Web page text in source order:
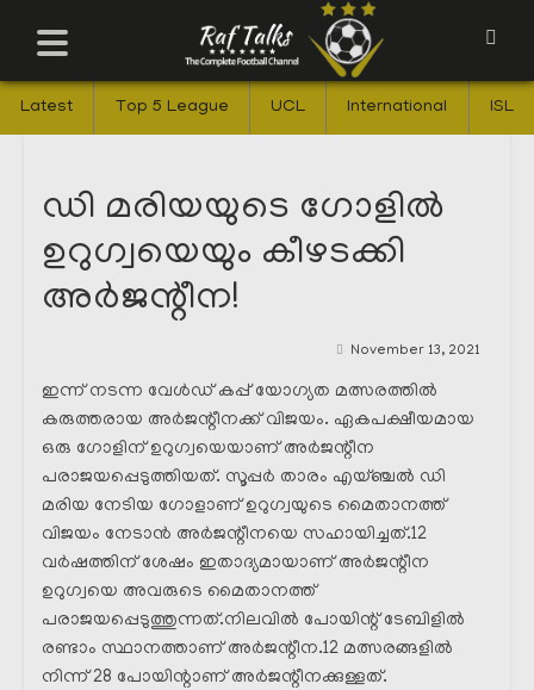
Latest Top 5 League UCL International ISL
ഡി മരിയയുടെ ഗോളിൽ
ഉറുഗ്വയെയും കീഴടക്കി
അർജന്റീന!
November 13, 2021
ഇന്ന് നടന്ന വേൾഡ് കപ്പ് യോഗ്യത മത്സരത്തിൽ
കരുത്തരായ അർജന്റീനക്ക്‌ വിജയം. ഏകപക്ഷീയമായ
ഒരു ഗോളിന് ഉറുഗ്വയെയാണ് അർജന്റീന
പരാജയപ്പെടുത്തിയത്. സൂപ്പർ താരം എയ്ഞ്ചൽ ഡി
മരിയ നേടിയ ഗോളാണ് ഉറുഗ്വയുടെ മൈതാനത്ത്
വിജയം നേടാൻ അർജന്റീനയെ സഹായിച്ചത്.12
വർഷത്തിന് ശേഷം ഇതാദ്യമായാണ് അർജന്റീന
ഉറുഗ്വയെ അവരുടെ മൈതാനത്ത്
പരാജയപ്പെടുത്തുന്നത്.നിലവിൽ പോയിന്റ് ടേബിളിൽ
രണ്ടാം സ്ഥാനത്താണ് അർജന്റീന.12 മത്സരങ്ങളിൽ
നിന്ന് 28 പോയിന്റാണ് അർജന്റീനക്കുള്ളത്.